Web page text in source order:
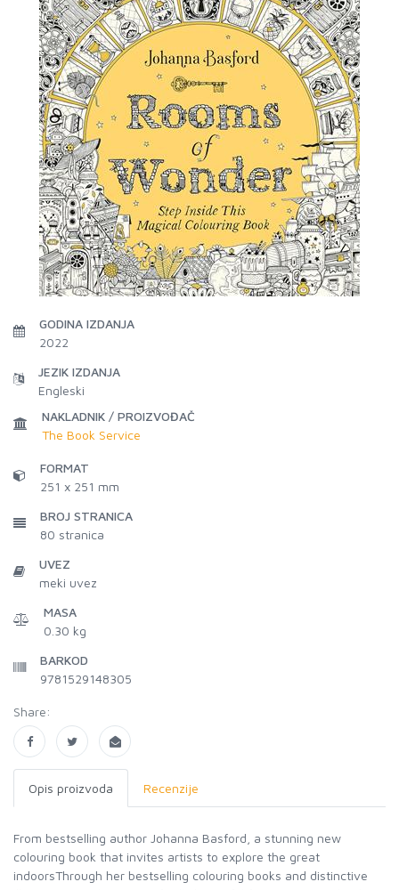
GODINA IZDANJA
2022
JEZIK IZDANJA
Engleski
NAKLADNIK / PROIZVOĐAČ
The Book Service
FORMAT
251 x 251 mm
BROJ STRANICA
80 stranica
UVEZ
meki uvez
MASA
0.30 kg
BARKOD
9781529148305
Share:
Opis proizvoda Recenzije
From bestselling author Johanna Basford, a stunning new
colouring book that invites artists to explore the great
indoorsThrough her bestselling colouring books and distinctive